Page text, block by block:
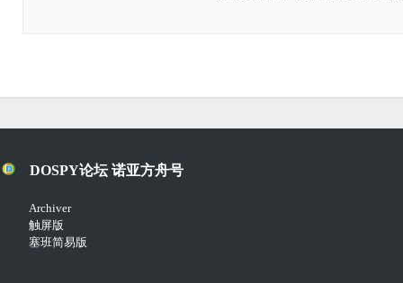
DOSPY论坛 诺亚方舟号
Archiver
触屏版
塞班简易版